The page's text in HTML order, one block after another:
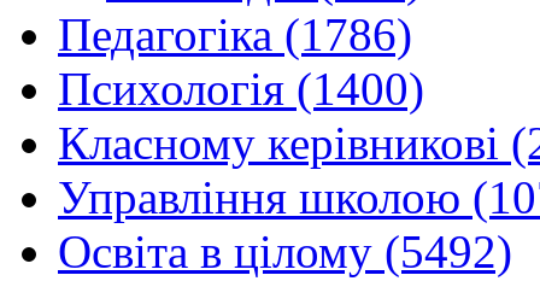
Педагогіка (1786)
Психологія (1400)
Класному керівникові
Управління школою
Освіта в цілому (5492)